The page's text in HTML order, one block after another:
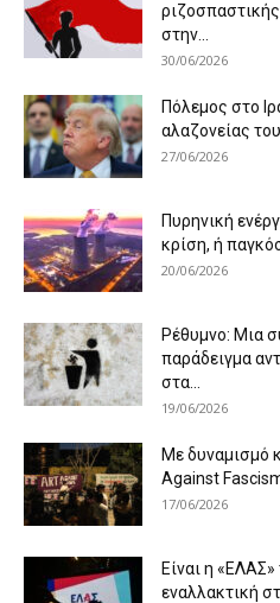
στην...
30/06/2026
Πόλεμος στο
αλαζονείας του
27/06/2026
Πυρηνική
κρίση, ή
20/06/2026
Ρέθυμνο: Μια
παράδειγμα
στα...
19/06/2026
Με δυναμισμό
Against
17/06/2026
Είναι η
εναλλακτική